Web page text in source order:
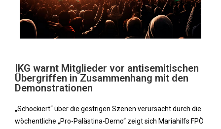
IKG warnt Mitglieder vor antisemitischen
Übergriffen in Zusammenhang mit den
Demonstrationen
„Schockiert“ über die gestrigen Szenen verursacht durch die
wöchentliche „Pro-Palästina-Demo“ zeigt sich Mariahilfs FPÖ